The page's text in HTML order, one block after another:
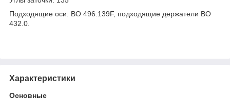
Подходящие оси: BO 496.139F, подходящие держатели BO
432.0.
Характеристики
Основные